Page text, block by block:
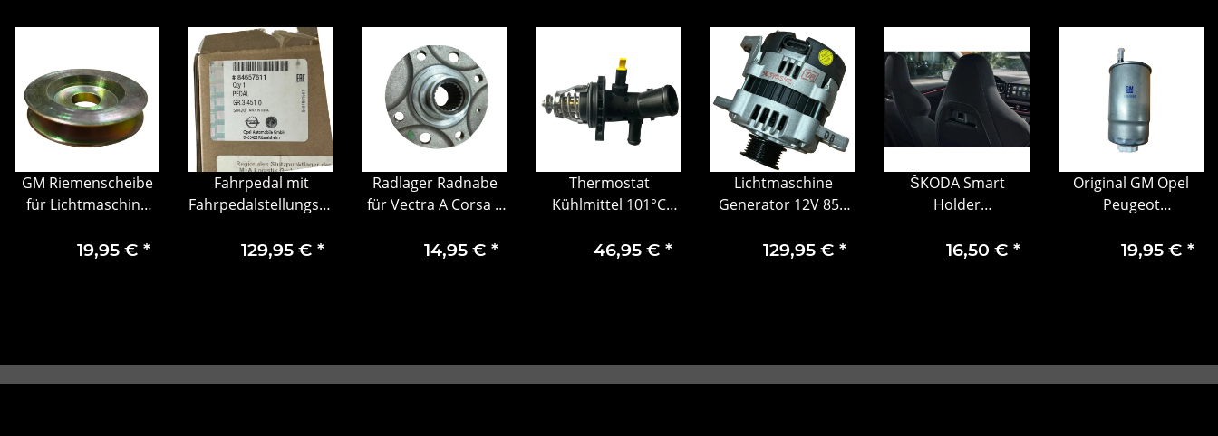
GM Riemenscheibe
für Lichtmaschine
Corsa B 90512089
19,95 € *
Fahrpedal mit
Fahrpedalstellungssensor
Insignia B 84657611
129,95 € *
Radlager Radnabe
für Vectra A Corsa A
Ascona C Vorne
14,95 € *
Thermostat
Kühlmittel 101°C
Zafira Tourer C
46,95 € *
Lichtmaschine
Generator 12V 85A
Lacetti 96540542
129,95 € *
ŠKODA Smart
Holder
Kamiq Kodiaq Scala
16,50 € *
Original GM Opel
Peugeot
95514995 818020
19,95 € *